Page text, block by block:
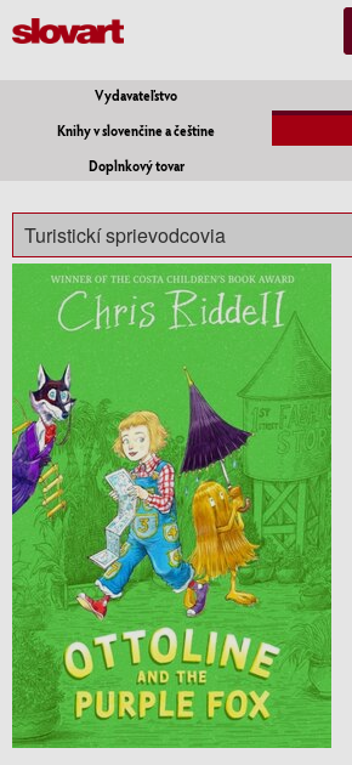
Vydavateľstvo
Knihy v slovenčine a češtine
Doplnkový tovar